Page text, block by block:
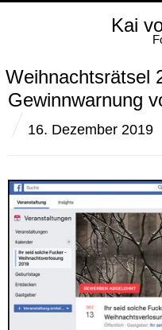
Kai
Weihnachtsrätsel
Gewinnwarnung
16. Dezember 2019